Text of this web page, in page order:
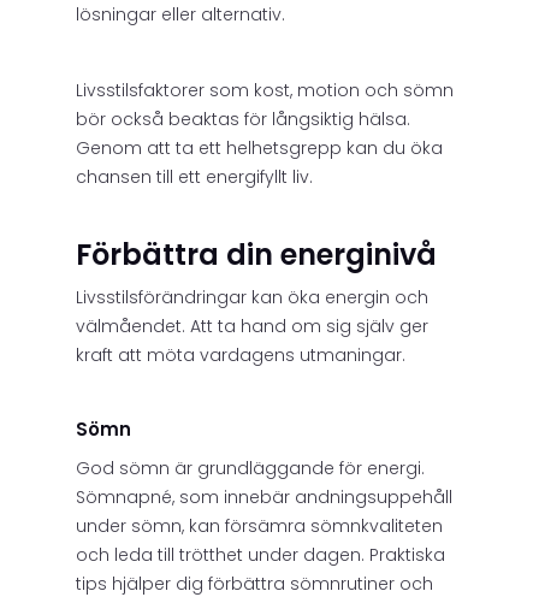
lösningar eller alternativ.
Livsstilsfaktorer som kost, motion och sömn
bör också beaktas för långsiktig hälsa.
Genom att ta ett helhetsgrepp kan du öka
chansen till ett energifyllt liv.
Förbättra din energinivå
Livsstilsförändringar kan öka energin och
välmåendet. Att ta hand om sig själv ger
kraft att möta vardagens utmaningar.
Sömn
God sömn är grundläggande för energi.
Sömnapné, som innebär andningsuppehåll
under sömn, kan försämra sömnkvaliteten
och leda till trötthet under dagen. Praktiska
tips hjälper dig förbättra sömnrutiner och